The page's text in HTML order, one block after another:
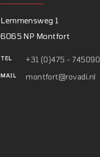
Lemmensweg 1
6065 NP Montfort
TEL +31 (0)475 - 745090
MAIL montfort@rovadi.nl